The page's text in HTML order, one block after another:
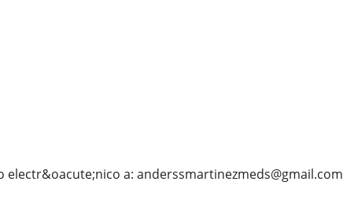
a: anderssmartinezmeds@gmail.com